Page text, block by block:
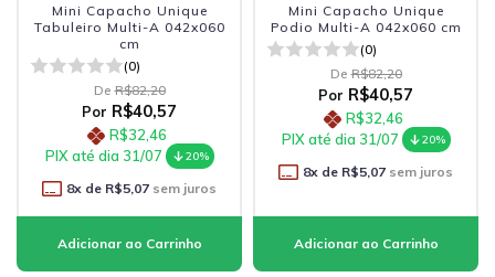
Mini Capacho Unique
Tabuleiro Multi-A 042x060
cm
(0)
De R$82,20
Por R$40,57
R$32,46
PIX até dia 31/07
20%
8x de R$5,07 sem juros
Mini Capacho Unique
Podio Multi-A 042x060 cm
(0)
De R$82,20
Por R$40,57
R$32,46
PIX até dia 31/07
20%
8x de R$5,07 sem juros